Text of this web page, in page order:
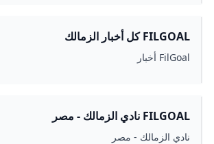
FILGOAL كل أخبار الزمالك
FilGoal أخبار
FILGOAL نادي الزمالك - مصر
نادي الزمالك - مصر